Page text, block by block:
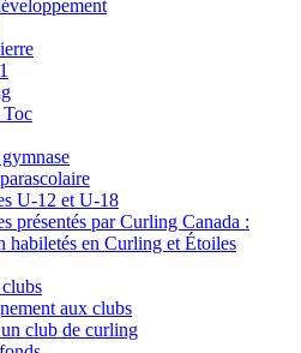
U-12 et U-18
présentés par Curling Canada :
habiletés en Curling et Étoiles
aux clubs
club de curling